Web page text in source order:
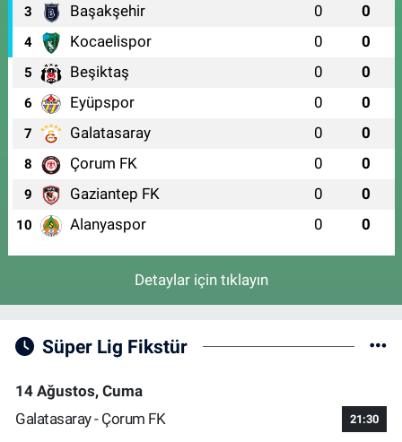
3 Başakşehir 0 0
4 Kocaelispor 0 0
5 Beşiktaş 0 0
6 Eyüpspor 0 0
7 Galatasaray 0 0
8 Çorum FK 0 0
9 Gaziantep FK 0 0
10 Alanyaspor 0 0
Detaylar için tıklayın
Süper Lig Fikstür
14 Ağustos, Cuma
Galatasaray - Çorum FK
21:30